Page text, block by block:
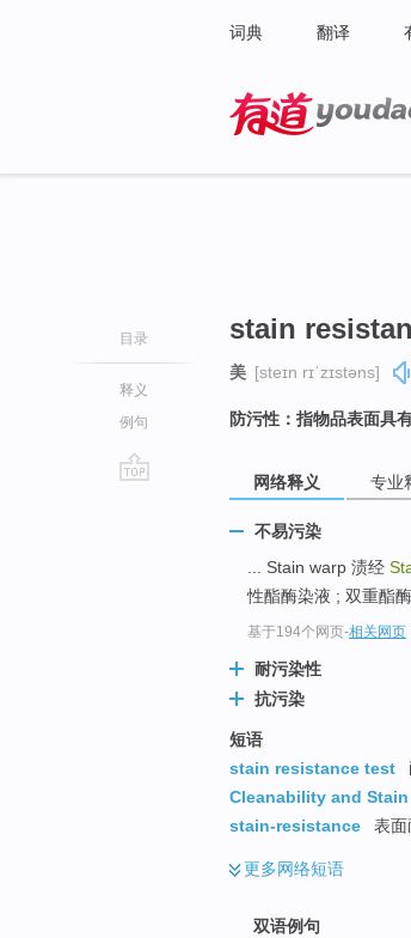
词典 翻译
目录
释义
例句
stain
美 [steɪn rɪˈzɪstəns]
防污性：指物品表面具
网络释义 专业
不易污染
... Stain warp 渍经
性酯酶染液 ; 双重酯
基于194个网页-相关网页
耐污染性
抗污染
短语
stain resistance test
Cleanability and
stain-resistance
表面
更多网络短语
双语例句